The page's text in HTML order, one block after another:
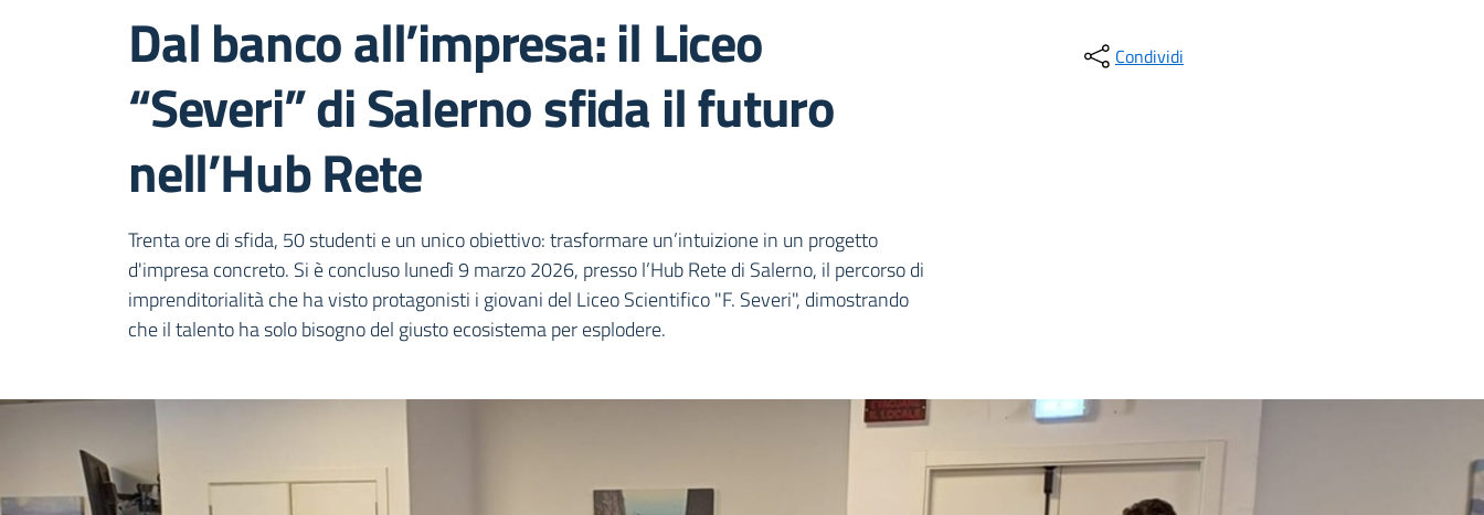
Dal banco all’impresa: il Liceo
“Severi” di Salerno sfida il futuro
nell’Hub Rete
Dettagli della notizia
Trenta ore di sfida, 50 studenti e un unico obiettivo: trasformare un’intuizione in un progetto
d'impresa concreto. Si è concluso lunedì 9 marzo 2026, presso l’Hub Rete di Salerno, il percorso di
imprenditorialità che ha visto protagonisti i giovani del Liceo Scientifico "F. Severi", dimostrando
che il talento ha solo bisogno del giusto ecosistema per esplodere.
Condividi